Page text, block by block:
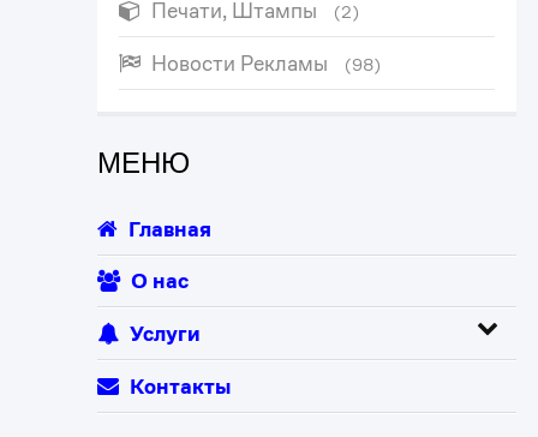
Печати, Штампы (2)
Новости Рекламы (98)
МЕНЮ
Главная
О нас
Услуги
Контакты